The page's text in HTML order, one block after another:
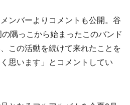
ンバーよりコメントも公開。谷
隅っこから始まったこのバンド
この活動を続けて来れたことを
思います」とコメントしてい